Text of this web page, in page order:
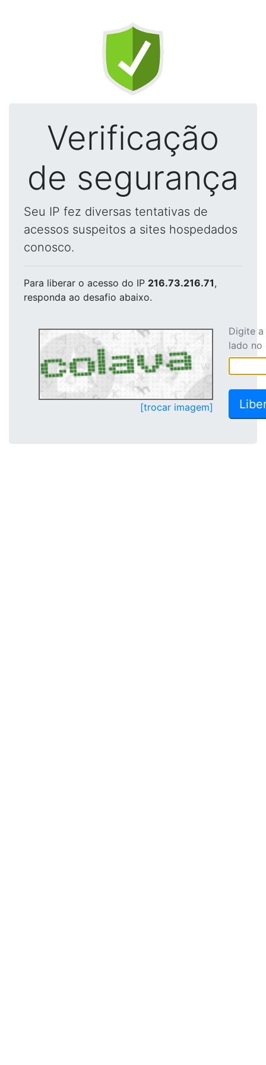
Verificação
de segurança
Seu IP fez diversas tentativas de
acessos suspeitos a sites hospedados
conosco.
Para liberar o acesso do IP 216.73.216.71,
responda ao desafio abaixo.
[trocar imagem]
Digite
lado no